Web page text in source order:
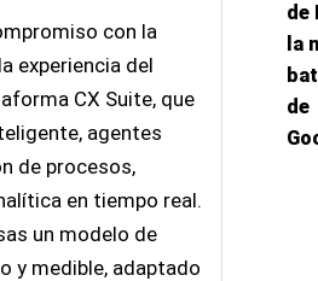
con la
experiencia del
CX Suite, que
agentes
de procesos,
en tiempo real.
un modelo de
y medible, adaptado
de
la
de